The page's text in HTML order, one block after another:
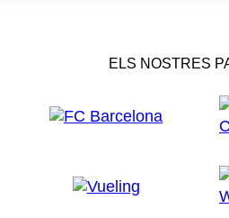
ELS NOSTRES